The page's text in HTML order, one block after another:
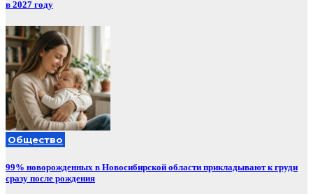
в 2027 году
Общество
99% новорожденных в Новосибирской области прикладывают к груди
сразу после рождения